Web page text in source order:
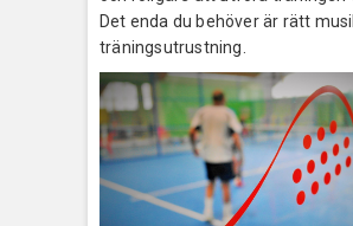
Det enda du behöver är rätt
träningsutrustning.